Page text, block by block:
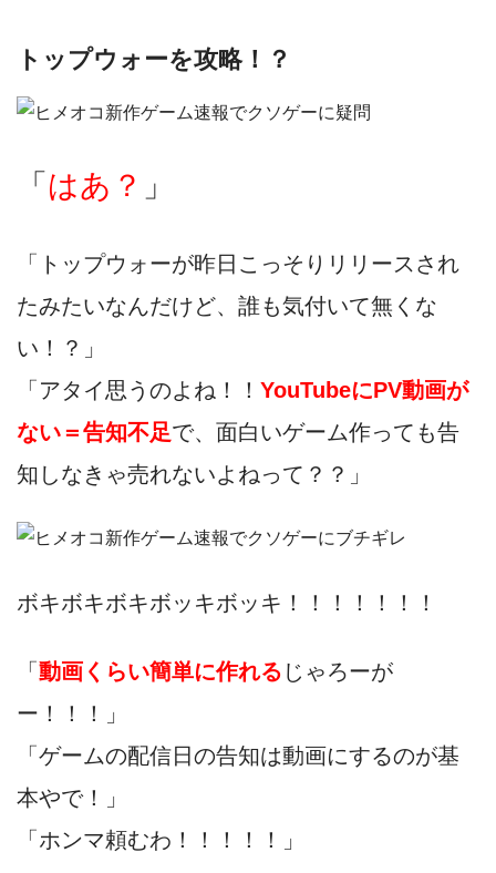
トップウォーを攻略！？
「 はあ？ 」
「トップウォーが昨日こっそりリリースされ
たみたいなんだけど、誰も気付いて無くな
い！？」
「アタイ思うのよね！！ YouTubeにPV動画が
ない＝告知不足で、面白いゲーム作っても告
知しなきゃ売れないよねって？？」
ボキボキボキボッキボッキ！！！！！！！
「 動画くらい簡単に作れる じゃろーが
ー！！！」
「ゲームの配信日の告知は動画にするのが基
本やで！」
「ホンマ頼むわ！！！！！」